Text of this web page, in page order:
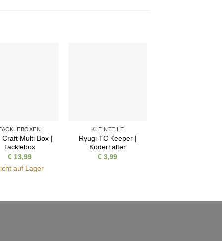
Craft Multi Box |
Tacklebox
€13,99
auf Lager
KLEINTEILE
Ryugi TC Keeper |
Köderhalter
€ 3,99